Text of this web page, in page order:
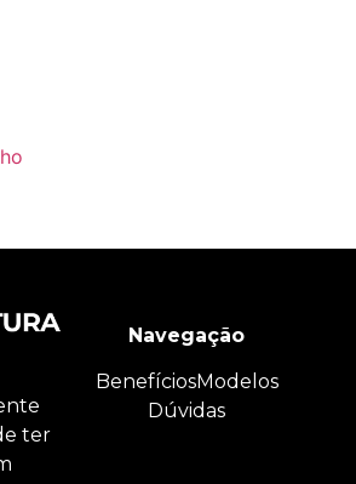
ter
Navegação
BenefíciosModelos
Dúvidas